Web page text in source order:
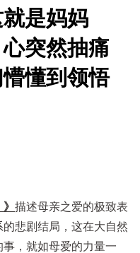
是妈妈
突然抽痛
懂到领悟
描述母亲之爱的极致表
悲剧结局，这在大自然
，就如母爱的力量一